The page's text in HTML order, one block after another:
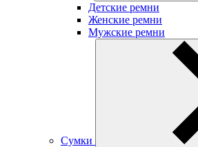
Детские ремни
Женские ремни
Мужские ремни
Сумки